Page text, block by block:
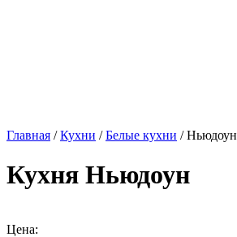
Главная /Кухни /Белые кухни / Ньюдоун
Кухня Ньюдоун
Цена: